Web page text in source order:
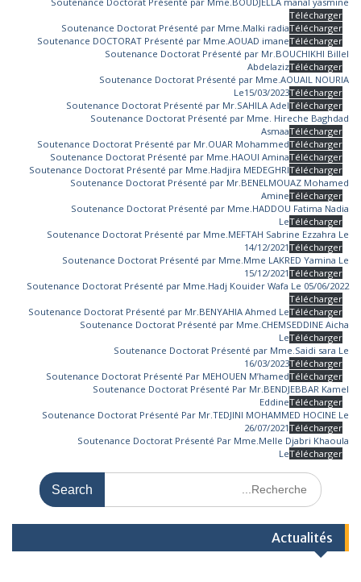
Télécharger
Soutenance Doctorat Présenté par Mme.Malki radiaTélécharger
Soutenance DOCTORAT Présenté par Mme.AOUAD imaneTélécharger
Soutenance Doctorat Présenté par Mr.BOUCHIKHI Billel
AbdelazizTélécharger
Soutenance Doctorat Présenté par Mme.AOUAIL NOURIA
Le15/03/2023Télécharger
Soutenance Doctorat Présenté par Mr.SAHILA AdelTélécharger
Soutenance Doctorat Présenté par Mme. Hireche Baghdad
AsmaaTélécharger
Soutenance Doctorat Présenté par Mr.OUAR MohammedTélécharger
Soutenance Doctorat Présenté par Mme.HAOUI AminaTélécharger
Soutenance Doctorat Présenté par Mme.Hadjira MEDEGHRITélécharger
Soutenance Doctorat Présenté par Mr.BENELMOUAZ Mohamed
AmineTélécharger
Soutenance Doctorat Présenté par Mme.HADDOU Fatima Nadia
LeTélécharger
Soutenance Doctorat Présenté par Mme.MEFTAH Sabrine Ezzahra Le
14/12/2021Télécharger
Soutenance Doctorat Présenté par Mme.Mme LAKRED Yamina Le
15/12/2021Télécharger
Soutenance Doctorat Présenté par Mme.Hadj Kouider Wafa Le 05/06/2022
Télécharger
Soutenance Doctorat Présenté par Mr.BENYAHIA Ahmed LeTélécharger
Soutenance Doctorat Présenté par Mme.CHEMSEDDINE Aicha
LeTélécharger
Soutenance Doctorat Présenté par Mme.Saidi sara Le
16/03/2023Télécharger
Soutenance Doctorat Présenté Par MEHOUEN M’hamedTélécharger
Soutenance Doctorat Présenté Par Mr.BENDJEBBAR Kamel
EddineTélécharger
Soutenance Doctorat Présenté Par Mr.TEDJINI MOHAMMED HOCINE Le
26/07/2021Télécharger
Soutenance Doctorat Présenté Par Mme.Melle Djabri Khaoula
LeTélécharger
Actualités